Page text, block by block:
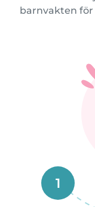
barnvakten
1